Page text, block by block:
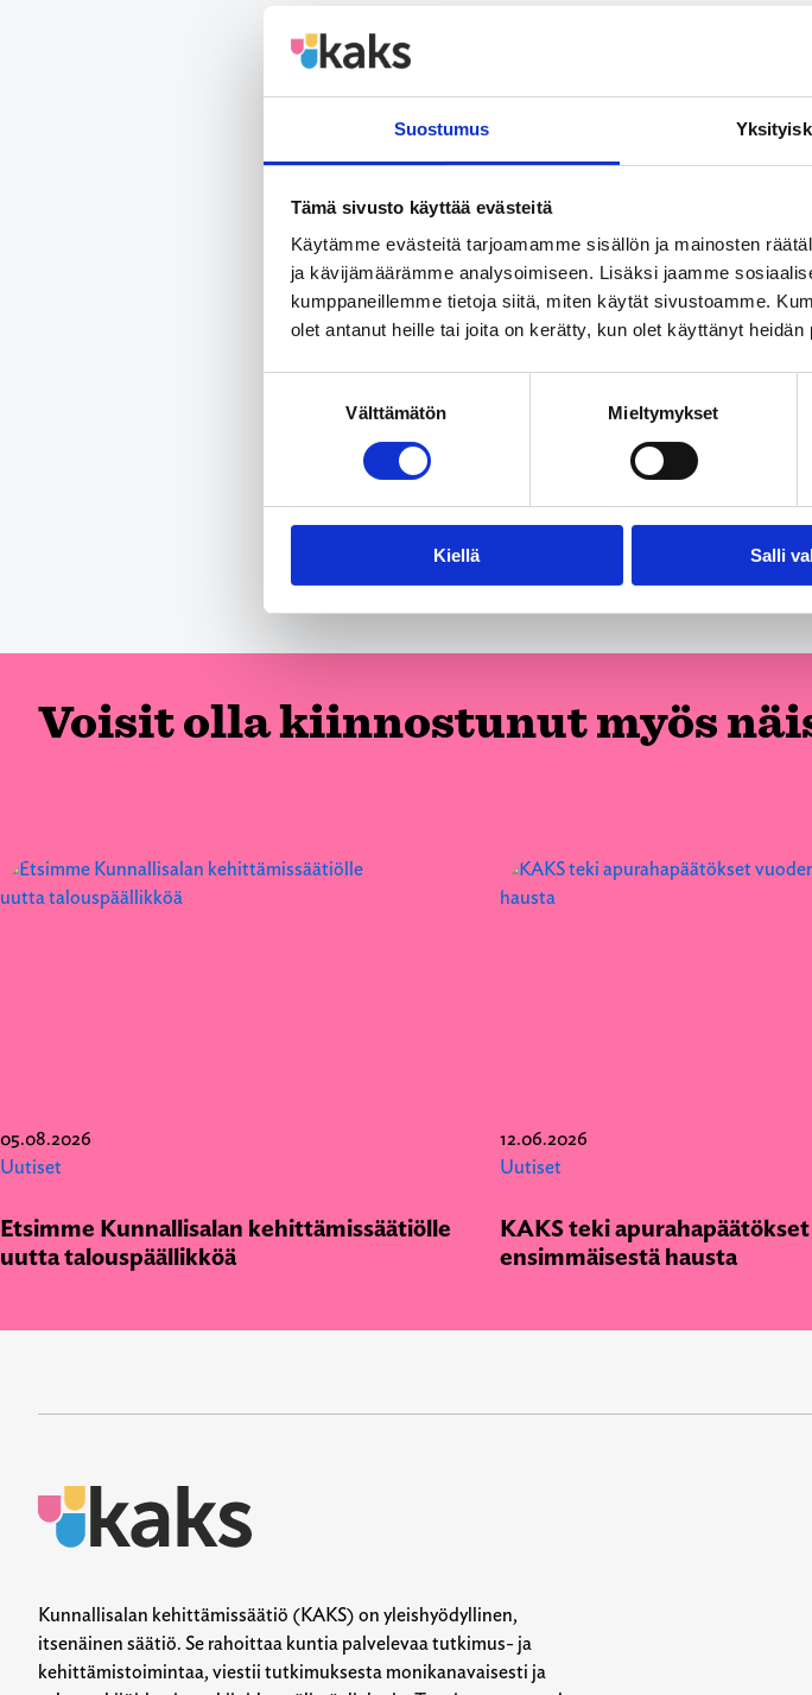
Suostumus
Tämä sivusto käyttää evästeitä
Käytämme evästeitä tarjoamamme sisällön ja mainosten
ja kävijämäärämme analysoimiseen. Lisäksi jaamme
kumppaneillemme tietoja siitä, miten käytät sivustoamme.
olet antanut heille tai joita on kerätty, kun olet käyttänyt heidän
Välttämätön Mieltymykset
Kiellä Salli
Haastatteluja tehtiin yhteensä 1.001.
Tutkimuksen tulosten virhemarginaali on
Lisätietoja: Asiamies Antti Mykkänen, 0400-
SIPILÄN JA STUBBIN HALLITUSTEN
Jaa
Jaa artikkeli
Voisit olla kiinnostunut myös
05.08.2026
Uutiset
Etsimme Kunnallisalan kehittämissäätiölle
uutta talouspäällikköä
12.06.2026
Uutiset
KAKS teki
ensimmäisestä hausta
Kunnallisalan kehittämissäätiö (KAKS) on yleishyödyllinen,
itsenäinen säätiö. Se rahoittaa kuntia palvelevaa tutkimus- ja
kehittämistoimintaa, viestii tutkimuksesta monikanavaisesti ja